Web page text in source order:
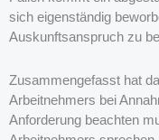
sich eigenständig
Auskunftsanspruch zu
Zusammengefasst hat
Arbeitnehmers bei
Anforderung beachten